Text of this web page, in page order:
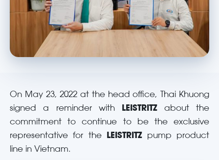
On May 23, 2022 at the head office, Thai Khuong
signed a reminder with LEISTRITZabout the
commitment to continue to be the exclusive
representative for the LEISTRITZpump product
line in Vietnam.